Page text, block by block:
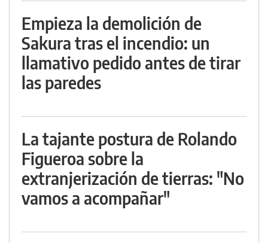
Empieza la demolición de
Sakura tras el incendio: un
llamativo pedido antes de tirar
las paredes
La tajante postura de Rolando
Figueroa sobre la
extranjerización de tierras: "No
vamos a acompañar"